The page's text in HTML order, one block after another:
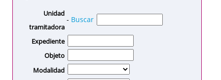
Unidad
tramitadora
- Buscar
Expediente
Objeto
Modalidad